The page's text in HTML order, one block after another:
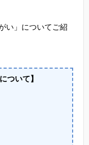
い」についてご紹
ついて】